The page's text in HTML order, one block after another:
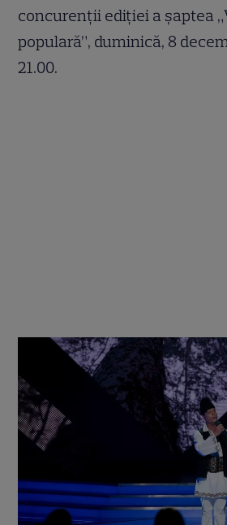
concurenţii ediţiei a şaptea
populară”, duminică, 8
21.00.